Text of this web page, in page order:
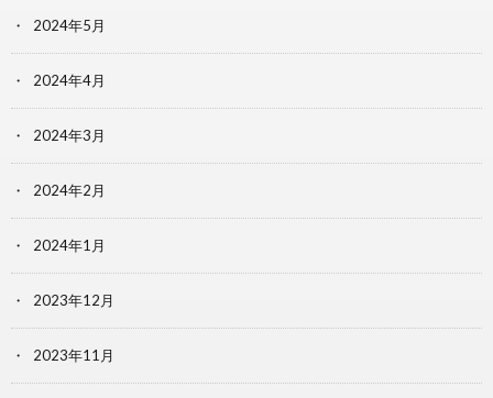
2024年5月
2024年4月
2024年3月
2024年2月
2024年1月
2023年12月
2023年11月